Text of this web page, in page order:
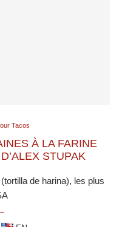
Tacos
À LA FARINE
STUPAK
de harina), les plus